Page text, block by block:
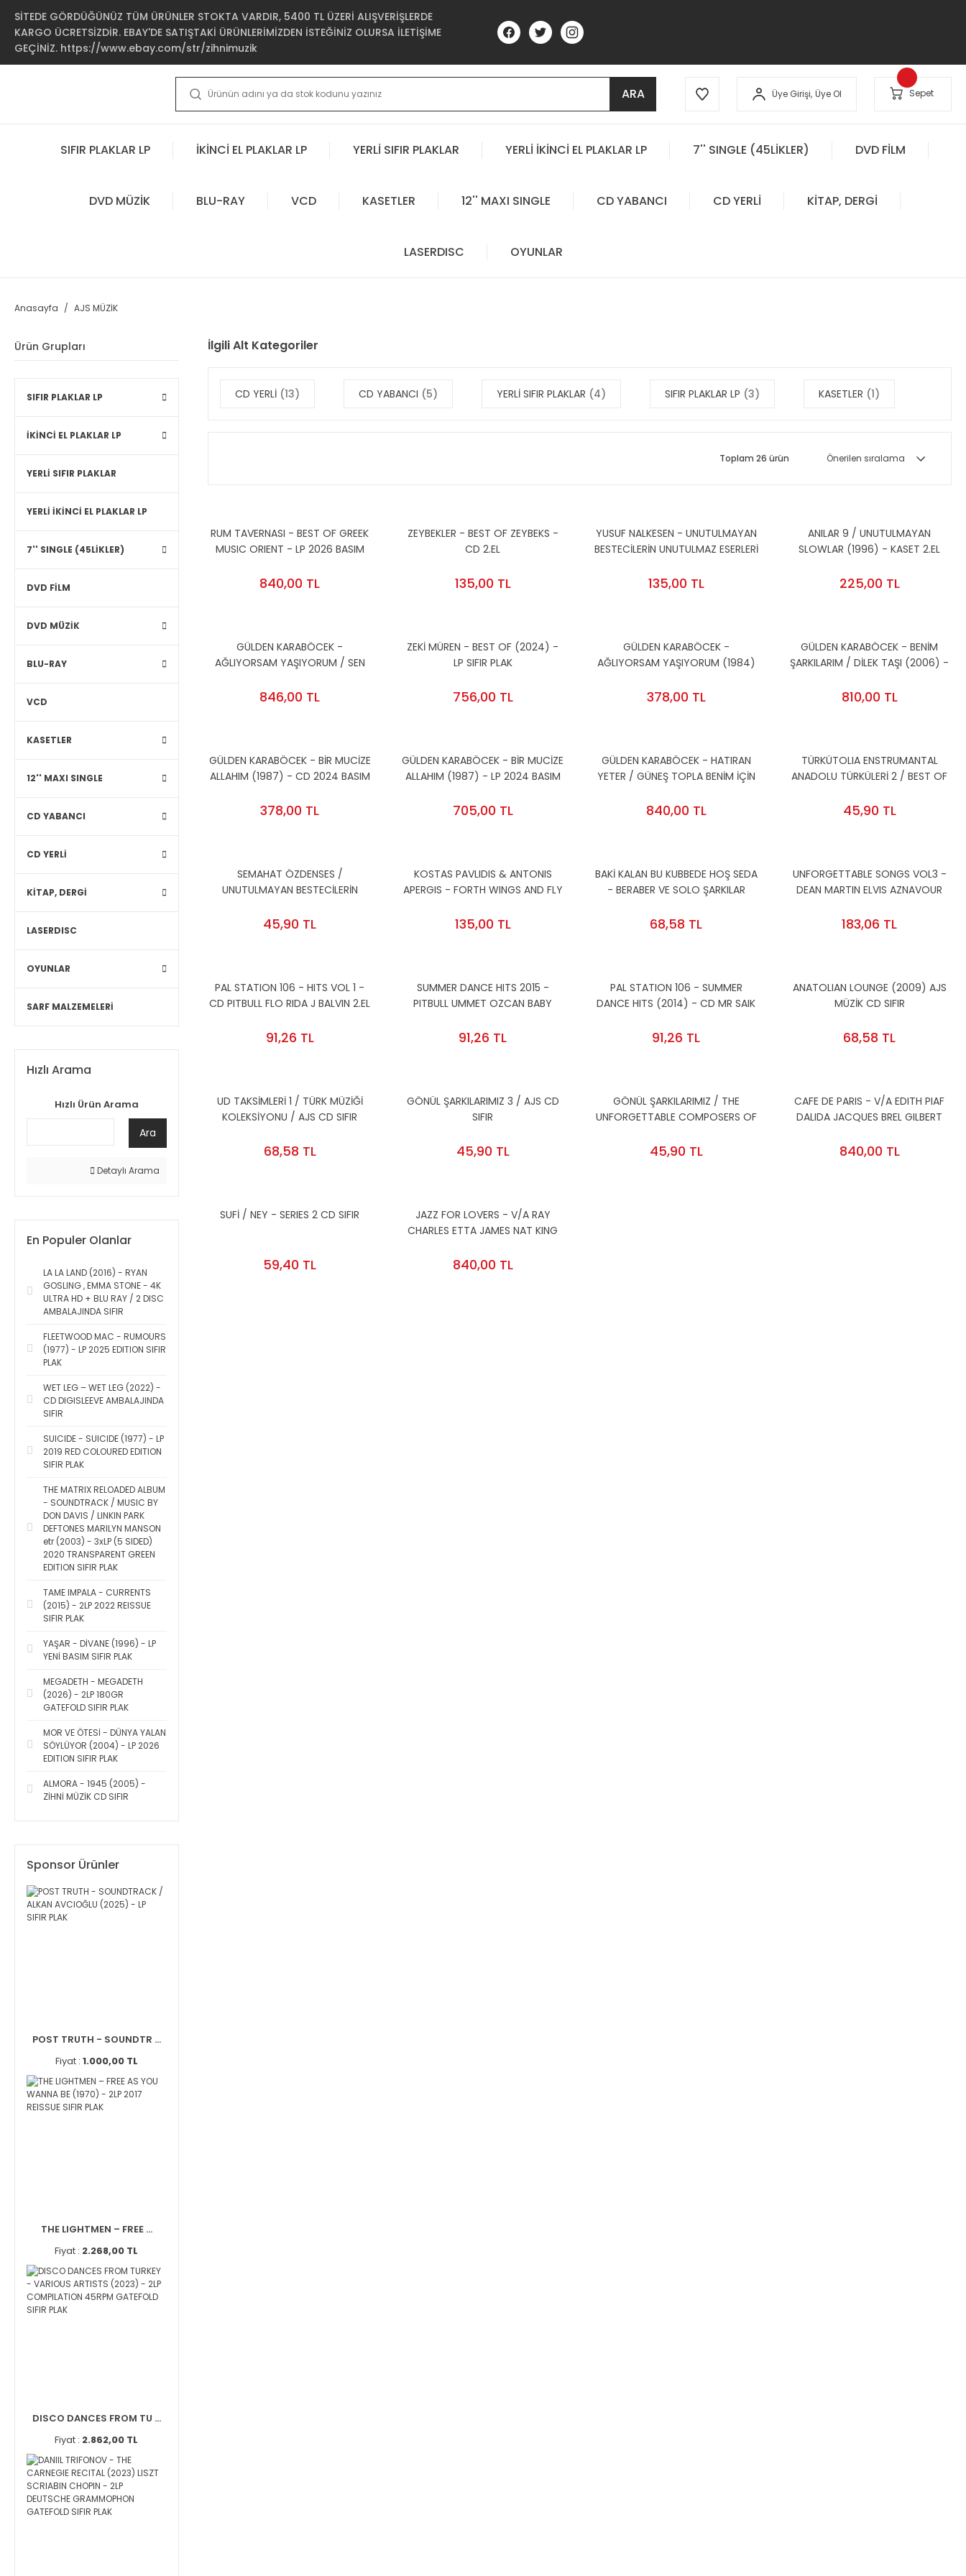
SİTEDE GÖRDÜĞÜNÜZ TÜM ÜRÜNLER STOKTA VARDIR, 5400 TL ÜZERİ ALIŞVERİŞLERDE
KARGO ÜCRETSİZDİR. EBAY'DE SATIŞTAKİ ÜRÜNLERİMİZDEN İSTEĞİNİZ OLURSA İLETİŞİME
GEÇİNİZ. https://www.ebay.com/str/zihnimuzik
ARA Üye Girişi, Üye Ol Sepet
SIFIR PLAKLAR LP İKİNCİ EL PLAKLAR LP YERLİ SIFIR PLAKLAR YERLİ İKİNCİ EL PLAKLAR LP 7'' SINGLE (45LİKLER) DVD FİLM
DVD MÜZİK BLU-RAY VCD KASETLER 12'' MAXI SINGLE CD YABANCI CD YERLİ KİTAP, DERGİ
LASERDISC OYUNLAR
Anasayfa AJS MÜZİK
Ürün Grupları
SIFIR PLAKLAR LP
İKİNCİ EL PLAKLAR LP
YERLİ SIFIR PLAKLAR
YERLİ İKİNCİ EL PLAKLAR LP
7'' SINGLE (45LİKLER)
DVD FİLM
DVD MÜZİK
BLU-RAY
VCD
KASETLER
12'' MAXI SINGLE
CD YABANCI
CD YERLİ
KİTAP, DERGİ
LASERDISC
OYUNLAR
SARF MALZEMELERİ
Hızlı Arama
Hızlı Ürün Arama
Ara
Detaylı Arama
En Populer Olanlar
LA LA LAND (2016) - RYAN
GOSLING , EMMA STONE - 4K
ULTRA HD + BLU RAY / 2 DISC
AMBALAJINDA SIFIR
FLEETWOOD MAC - RUMOURS
(1977) - LP 2025 EDITION SIFIR
PLAK
WET LEG – WET LEG (2022) -
CD DIGISLEEVE AMBALAJINDA
SIFIR
SUICIDE - SUICIDE (1977) - LP
2019 RED COLOURED EDITION
SIFIR PLAK
THE MATRIX RELOADED ALBUM
- SOUNDTRACK / MUSIC BY
DON DAVIS / LINKIN PARK
DEFTONES MARILYN MANSON
etr (2003) - 3xLP (5 SIDED)
2020 TRANSPARENT GREEN
EDITION SIFIR PLAK
TAME IMPALA - CURRENTS
(2015) - 2LP 2022 REISSUE
SIFIR PLAK
YAŞAR - DİVANE (1996) - LP
YENİ BASIM SIFIR PLAK
MEGADETH - MEGADETH
(2026) - 2LP 180GR
GATEFOLD SIFIR PLAK
MOR VE ÖTESİ - DÜNYA YALAN
SÖYLÜYOR (2004) - LP 2026
EDITION SIFIR PLAK
ALMORA - 1945 (2005) -
ZİHNİ MÜZİK CD SIFIR
Sponsor Ürünler
POST TRUTH - SOUNDTR ...
Fiyat : 1.000,00 TL
THE LIGHTMEN – FREE ...
Fiyat : 2.268,00 TL
DISCO DANCES FROM TU ...
Fiyat : 2.862,00 TL
İlgili Alt Kategoriler
CD YERLİ (13) CD YABANCI (5) YERLİ SIFIR PLAKLAR (4) SIFIR PLAKLAR LP (3) KASETLER (1)
Toplam 26 ürün
RUM TAVERNASI - BEST OF GREEK
MUSIC ORIENT - LP 2026 BASIM
840,00 TL
ZEYBEKLER - BEST OF ZEYBEKS -
CD 2.EL
135,00 TL
YUSUF NALKESEN - UNUTULMAYAN
BESTECİLERİN UNUTULMAZ ESERLERİ
(2005) - CD 2.EL
135,00 TL
ANILAR 9 / UNUTULMAYAN
SLOWLAR (1996) - KASET 2.EL
225,00 TL
GÜLDEN KARABÖCEK -
AĞLIYORSAM YAŞIYORUM / SEN
SIFIR PLAK
846,00 TL
ZEKİ MÜREN - BEST OF (2024) -
LP SIFIR PLAK
756,00 TL
GÜLDEN KARABÖCEK -
AĞLIYORSAM YAŞIYORUM (1984)
SIFIR
378,00 TL
GÜLDEN KARABÖCEK - BENİM
ŞARKILARIM / DİLEK TAŞI (2006) -
SIFIR
810,00 TL
GÜLDEN KARABÖCEK - BİR MUCİZE
ALLAHIM (1987) - CD 2024 BASIM
378,00 TL
GÜLDEN KARABÖCEK - BİR MUCİZE
ALLAHIM (1987) - LP 2024 BASIM
705,00 TL
GÜLDEN KARABÖCEK - HATIRAN
YETER / GÜNEŞ TOPLA BENİM İÇİN
840,00 TL
TÜRKÜTOLIA ENSTRUMANTAL
ANADOLU TÜRKÜLERİ 2 / BEST OF
- CD 2.EL
45,90 TL
SEMAHAT ÖZDENSES /
UNUTULMAYAN BESTECİLERİN
MÜZİĞİ KOLLEKSİYONU 3 - CD 2.EL
45,90 TL
KOSTAS PAVLIDIS & ANTONIS
APERGIS - FORTH WINGS AND FLY
135,00 TL
BAKİ KALAN BU KUBBEDE HOŞ SEDA
- BERABER VE SOLO ŞARKILAR
SIFIR
68,58 TL
UNFORGETTABLE SONGS VOL3 -
DEAN MARTIN ELVIS AZNAVOUR
183,06 TL
PAL STATION 106 - HITS VOL 1 -
CD PITBULL FLO RIDA J BALVIN 2.EL
91,26 TL
SUMMER DANCE HITS 2015 -
PITBULL UMMET OZCAN BABY
DANCE R'N'B 2.EL
91,26 TL
PAL STATION 106 - SUMMER
DANCE HITS (2014) - CD MR SAIK
91,26 TL
ANATOLIAN LOUNGE (2009) AJS
MÜZİK CD SIFIR
68,58 TL
UD TAKSİMLERİ 1 / TÜRK MÜZİĞİ
KOLEKSİYONU / AJS CD SIFIR
68,58 TL
GÖNÜL ŞARKILARIMIZ 3 / AJS CD
SIFIR
45,90 TL
GÖNÜL ŞARKILARIMIZ / THE
UNFORGETTABLE COMPOSERS OF
2.EL
45,90 TL
CAFE DE PARIS - V/A EDITH PIAF
DALIDA JACQUES BREL GILBERT
AZNAVOUR YVES MONTAND - LP
840,00 TL
SUFİ / NEY - SERIES 2 CD SIFIR
59,40 TL
JAZZ FOR LOVERS - V/A RAY
CHARLES ETTA JAMES NAT KING
ARMSTRONG - LP SIFIR PLAK
840,00 TL